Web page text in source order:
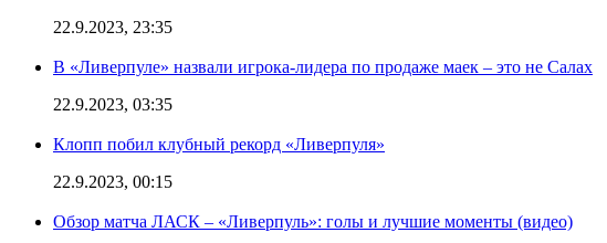
22.9.2023, 23:35
В «Ливерпуле» назвали игрока-лидера по продаже маек – это не Салах
22.9.2023, 03:35
Клопп побил клубный рекорд «Ливерпуля»
22.9.2023, 00:15
Обзор матча ЛАСК – «Ливерпуль»: голы и лучшие моменты (видео)